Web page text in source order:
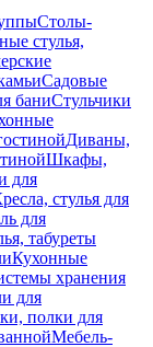
Столы-
стулья,
Садовые
баниСтульчики
Диваны,
Шкафы,
для
стулья для
для
табуреты
Кухонные
хранения
для
полки для
Мебель-